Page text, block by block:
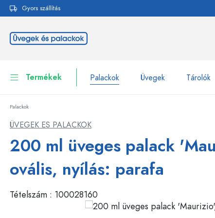
Ugrás a fő navigációhoz
Gyors szállítás
Termékek Palackok Üvegek Tárolók
Üvegek
Edények
Kozmetikai tartályok
Palackok márka szerint
Csatos üvegpalackok
Palackok
ÜVEGEK ES PALACKOK
200 ml üveges palack
ovális, nyílás: parafa
Tételszám : 100028160